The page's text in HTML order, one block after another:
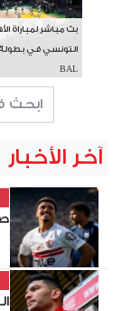
بث مباشر لمباراة
التونسي في بطولة
BAL
آخر الأخبار